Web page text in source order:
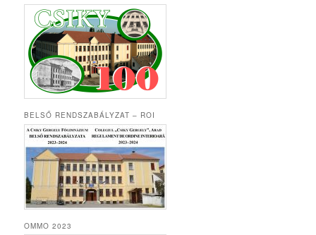
BELSŐ RENDSZABÁLYZAT – ROI
OMMO 2023